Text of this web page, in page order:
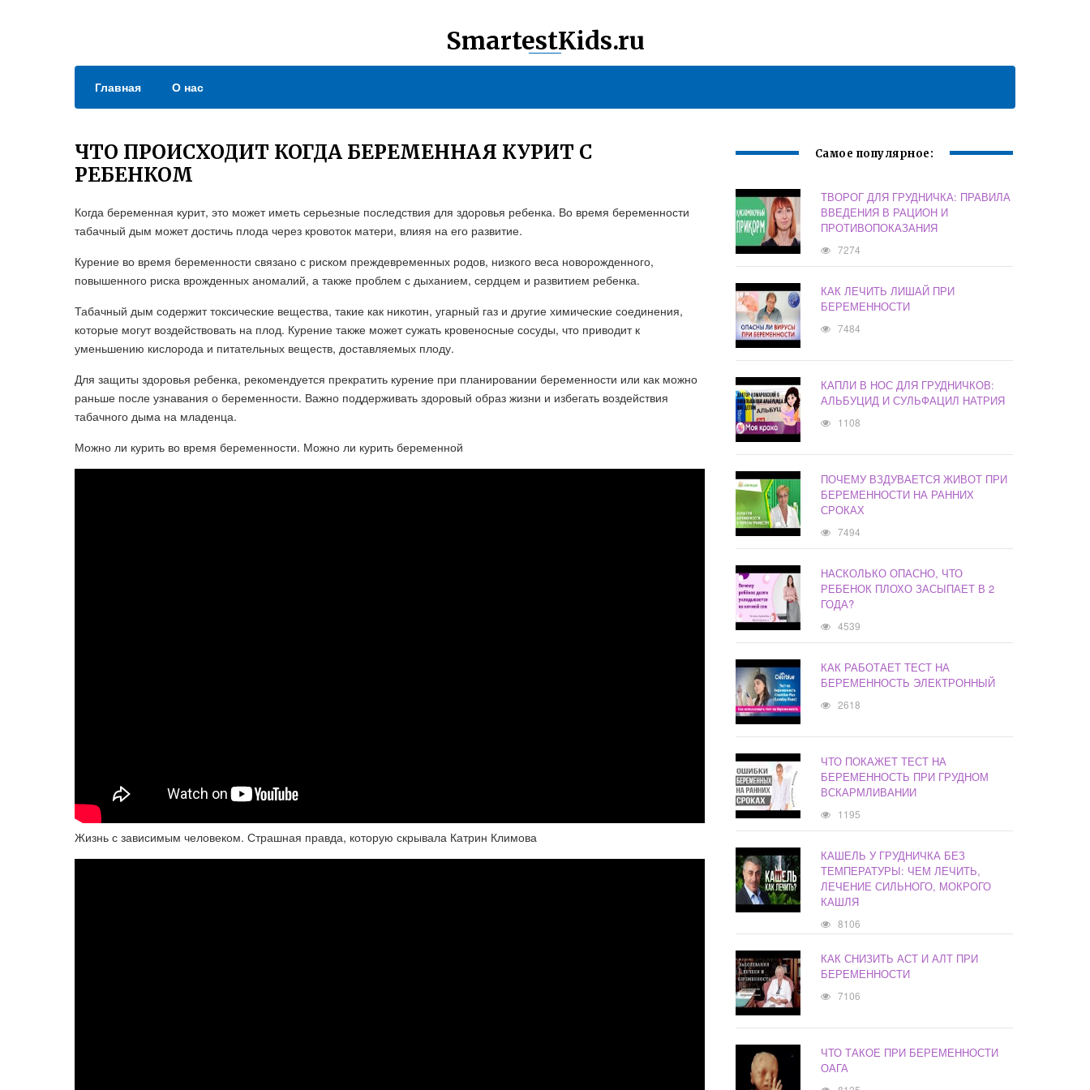
SmartestKids.ru
Главная О нас
ЧТО ПРОИСХОДИТ КОГДА БЕРЕМЕННАЯ КУРИТ С
РЕБЕНКОМ
Когда беременная курит, это может иметь серьезные последствия для здоровья ребенка. Во время беременности
табачный дым может достичь плода через кровоток матери, влияя на его развитие.
Курение во время беременности связано с риском преждевременных родов, низкого веса новорожденного,
повышенного риска врожденных аномалий, а также проблем с дыханием, сердцем и развитием ребенка.
Табачный дым содержит токсические вещества, такие как никотин, угарный газ и другие химические соединения,
которые могут воздействовать на плод. Курение также может сужать кровеносные сосуды, что приводит к
уменьшению кислорода и питательных веществ, доставляемых плоду.
Для защиты здоровья ребенка, рекомендуется прекратить курение при планировании беременности или как можно
раньше после узнавания о беременности. Важно поддерживать здоровый образ жизни и избегать воздействия
табачного дыма на младенца.
Можно ли курить во время беременности. Можно ли курить беременной
Жизнь с зависимым человеком. Страшная правда, которую скрывала Катрин Климова
Самое популярное:
ТВОРОГ ДЛЯ ГРУДНИЧКА: ПРАВИЛА
ВВЕДЕНИЯ В РАЦИОН И
ПРОТИВОПОКАЗАНИЯ
7274
КАК ЛЕЧИТЬ ЛИШАЙ ПРИ
БЕРЕМЕННОСТИ
7484
КАПЛИ В НОС ДЛЯ ГРУДНИЧКОВ:
АЛЬБУЦИД И СУЛЬФАЦИЛ НАТРИЯ
1108
ПОЧЕМУ ВЗДУВАЕТСЯ ЖИВОТ ПРИ
БЕРЕМЕННОСТИ НА РАННИХ
СРОКАХ
7494
НАСКОЛЬКО ОПАСНО, ЧТО
РЕБЕНОК ПЛОХО ЗАСЫПАЕТ В 2
ГОДА?
4539
КАК РАБОТАЕТ ТЕСТ НА
БЕРЕМЕННОСТЬ ЭЛЕКТРОННЫЙ
2618
ЧТО ПОКАЖЕТ ТЕСТ НА
БЕРЕМЕННОСТЬ ПРИ ГРУДНОМ
ВСКАРМЛИВАНИИ
1195
КАШЕЛЬ У ГРУДНИЧКА БЕЗ
ТЕМПЕРАТУРЫ: ЧЕМ ЛЕЧИТЬ,
ЛЕЧЕНИЕ СИЛЬНОГО, МОКРОГО
КАШЛЯ
8106
КАК СНИЗИТЬ АСТ И АЛТ ПРИ
БЕРЕМЕННОСТИ
7106
ЧТО ТАКОЕ ПРИ БЕРЕМЕННОСТИ
ОАГА